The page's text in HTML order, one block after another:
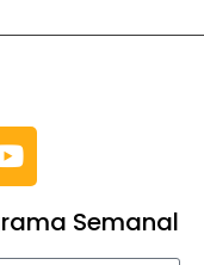
Semanal